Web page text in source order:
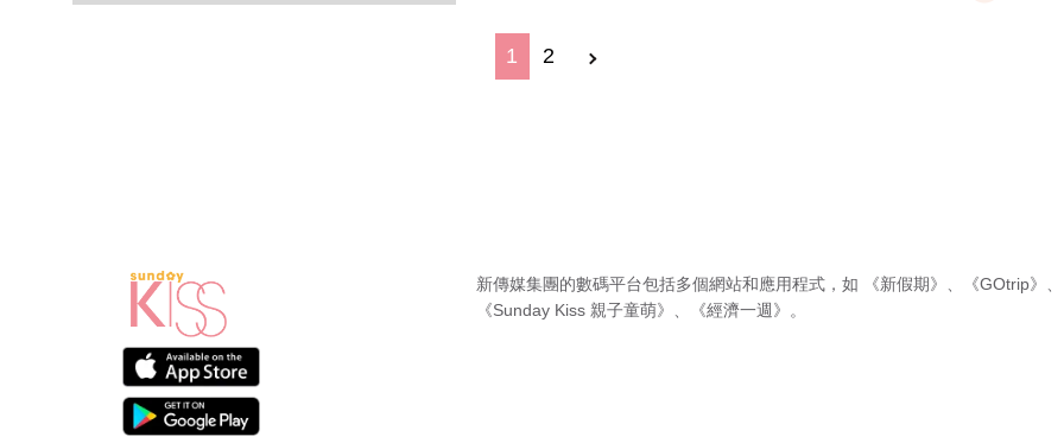
1 2
新傳媒集團的數碼平台包括多個網站和應用程式，如 《新假期》 《GOtrip》
《Sunday Kiss 親子童萌》
《經濟一週》 。